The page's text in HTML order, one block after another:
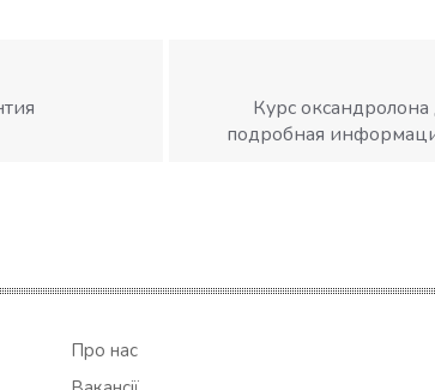
Курс
подробная
Про нас